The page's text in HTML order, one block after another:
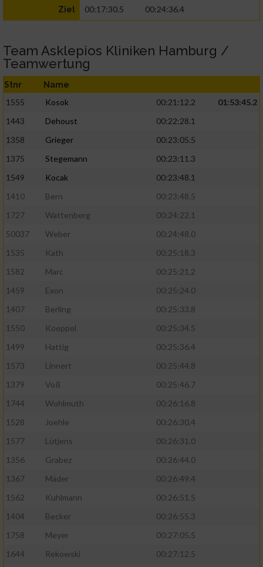
Ziel 00:17:30.5 00:24:36.4
Team Asklepios Kliniken Hamburg /
Teamwertung
Stnr Name
1555 Kosok 00:21:12.2
01:53:45.2
1443
Dehoust
00:22:28.1
1358
Grieger
00:23:05.5
1375
Stegemann
00:23:11.3
1549
Kocak
00:23:48.1
1410
Bern
00:23:48.5
1727
Wattenberg
00:24:22.1
50037
Weber
00:24:48.0
1535
Kath
00:25:18.3
1582
Marc
00:25:21.2
1459
Exon
00:25:24.0
1407
Berling
00:25:33.8
1550
Koeppel
00:25:34.5
1499
Hattig
00:25:36.4
1573
Linnert
00:25:44.8
1379
Voß
00:25:46.7
1744
Wohlmuth
00:26:16.8
1528
Joehle
00:26:30.4
1577
Lütjens
00:26:31.0
1356
Grabez
00:26:44.0
1367
Mäder
00:26:49.4
1562
Kuhlmann
00:26:51.5
1404
Becker
00:26:55.3
1758
Meyer
00:27:05.5
1644
Rekowski
00:27:12.5